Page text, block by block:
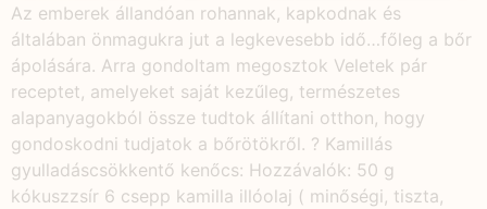
Az emberek állandóan rohannak, kapkodnak és
általában önmagukra jut a legkevesebb idő…főleg a bőr
ápolására. Arra gondoltam megosztok Veletek pár
receptet, amelyeket saját kezűleg, természetes
alapanyagokból össze tudtok állítani otthon, hogy
gondoskodni tudjatok a bőrötökről. ? Kamillás
gyulladáscsökkentő kenőcs: Hozzávalók: 50 g
kókuszzsír 6 csepp kamilla illóolaj ( minőségi, tiszta,